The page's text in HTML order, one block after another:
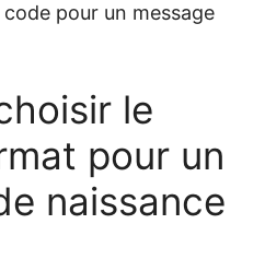
pour un message
le
pour un
naissance